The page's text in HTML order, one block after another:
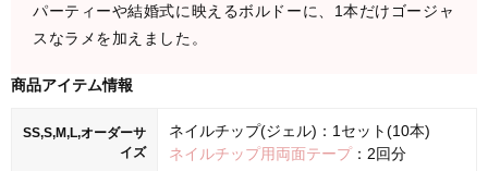
パーティーや結婚式に映えるボルドーに、1本だけゴージャ
スなラメを加えました。
商品アイテム情報
SS,S,M,L,オーダーサ
イズ
ネイルチップ(ジェル)：1セット(10本)
ネイルチップ用両面テープ：2回分